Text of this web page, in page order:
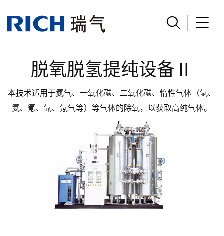
 
首页 >气体提纯设备>脱氧脱氢提纯设备Ⅱ
脱氧脱氢提纯设备Ⅱ
本技术适用于氮气、一氧化碳、二氧化碳、惰性气体（氩、
氦、氪、氙、氖气等）等气体的除氧，以获取高纯气体。